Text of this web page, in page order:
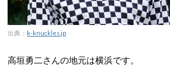
出典： k-knuckles.jp
高垣勇二さんの地元は横浜です。